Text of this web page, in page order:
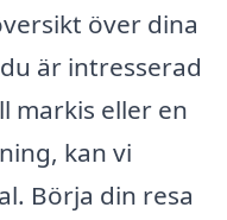
över dina
är intresserad
markis eller en
kan vi
Börja din resa